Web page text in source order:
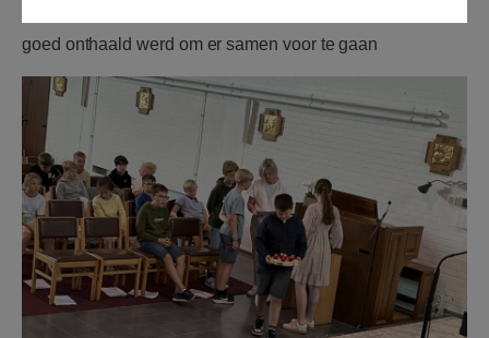
goed onthaald werd om er samen voor te gaan
F1213d39.jpg